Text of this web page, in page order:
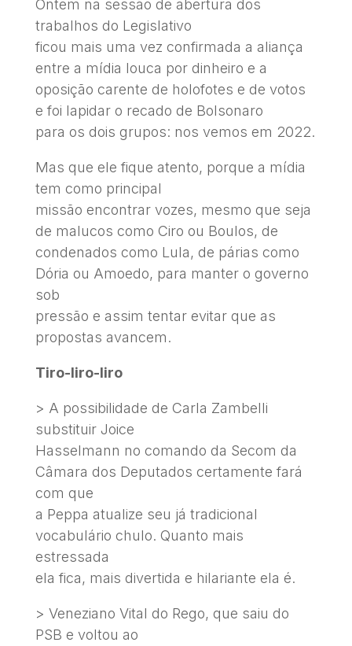
Ontem na sessão de abertura dos
trabalhos do Legislativo
ficou mais uma vez confirmada a aliança
entre a mídia louca por dinheiro e a
oposição carente de holofotes e de votos
e foi lapidar o recado de Bolsonaro
para os dois grupos: nos vemos em 2022.
Mas que ele fique atento, porque a mídia
tem como principal
missão encontrar vozes, mesmo que seja
de malucos como Ciro ou Boulos, de
condenados como Lula, de párias como
Dória ou Amoedo, para manter o governo
sob
pressão e assim tentar evitar que as
propostas avancem.
Tiro-liro-liro
> A possibilidade de Carla Zambelli
substituir Joice
Hasselmann no comando da Secom da
Câmara dos Deputados certamente fará
com que
a Peppa atualize seu já tradicional
vocabulário chulo. Quanto mais
estressada
ela fica, mais divertida e hilariante ela é.
> Veneziano Vital do Rego, que saiu do
PSB e voltou ao